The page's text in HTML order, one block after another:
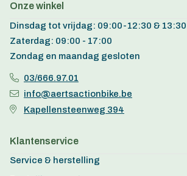
Onze winkel
Dinsdag tot vrijdag: 09:00-12:30 & 13:30
Zaterdag: 09:00 - 17:00
Zondag en maandag gesloten
03/666.97.01
info@aertsactionbike.be
Kapellensteenweg 394
Klantenservice
Service & herstelling